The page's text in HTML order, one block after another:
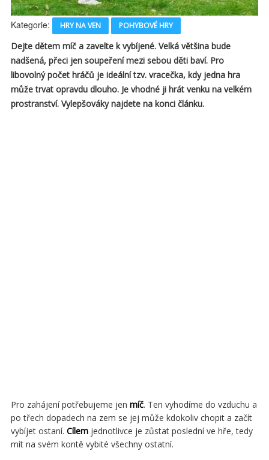
Kategorie: HRY NA VEN POHYBOVÉ HRY
Dejte dětem míč a zavelte k vybíjené. Velká většina bude
nadšená, přeci jen soupeření mezi sebou děti baví. Pro
libovolný počet hráčů je ideální tzv. vracečka, kdy jedna hra
může trvat opravdu dlouho. Je vhodné ji hrát venku na velkém
prostranství. Vylepšováky najdete na konci článku.
Pro zahájení potřebujeme jen míč. Ten vyhodíme do vzduchu a
po třech dopadech na zem se jej může kdokoliv chopit a začít
vybíjet ostaní. Cílem jednotlivce je zůstat poslední ve hře, tedy
mít na svém kontě vybité všechny ostatní.